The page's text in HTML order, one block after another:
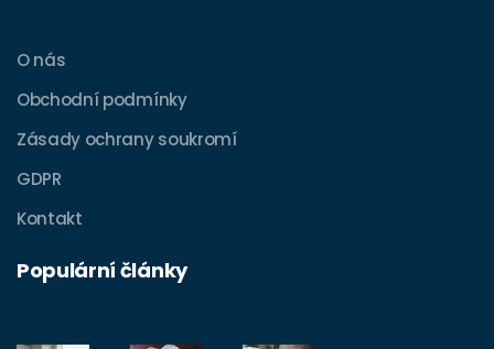
O nás
Obchodní podmínky
Zásady ochrany soukromí
GDPR
Kontakt
Populární články